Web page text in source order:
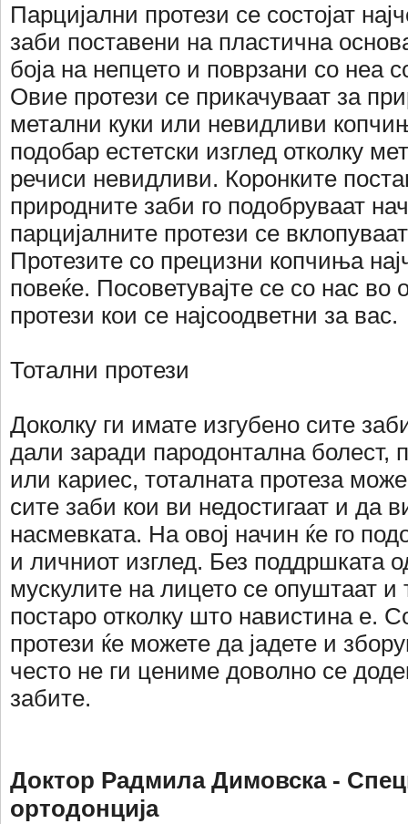
Парцијални протези се состојат
заби поставени на пластична
боја на непцето и поврзани со неа
Овие протези се прикачуваат за
метални куки или невидливи
подобар естетски изглед отколку
речиси невидливи. Коронките
природните заби го подобруваат
парцијалните протези се
Протезите со прецизни копчиња
повеќе. Посоветувајте се со нас во
протези кои се најсоодветни за вас.
Тотални протези
Доколку ги имате изгубено сите
дали заради пародонтална болест,
или кариес, тоталната протеза
сите заби кои ви недостигаат и да
насмевката. На овој начин ќе го
и личниот изглед. Без поддршката
мускулите на лицето се опуштаат и
постаро отколку што навистина е.
протези ќе можете да јадете и
често не ги цениме доволно се
забите.
Доктор Радмила Димовска -
ортодонција